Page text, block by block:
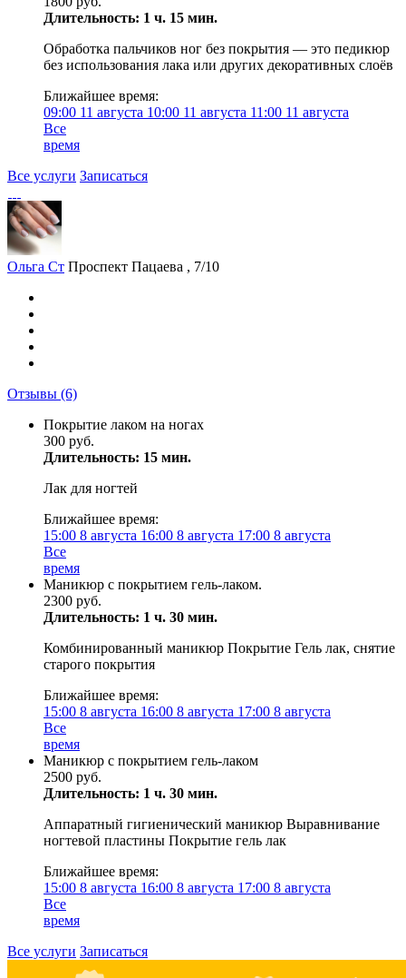
Длительность: 1 ч. 15 мин.
Обработка пальчиков ног без покрытия — это педикюр
без использования лака или других декоративных слоёв
Ближайшее время:
09:00 11 августа 10:00 11 августа 11:00 11 августа
Все
время
Все услуги Записаться
Ольга Ст Проспект Пацаева , 7/10
Отзывы (6)
Покрытие лаком на ногах
300 руб.
Длительность: 15 мин.
Лак для ногтей
Ближайшее время:
15:00 8 августа 16:00 8 августа 17:00 8 августа
Все
время
Маникюр с покрытием гель-лаком.
2300 руб.
Длительность: 1 ч. 30 мин.
Комбинированный маникюр Покрытие Гель лак, снятие
старого покрытия
Ближайшее время:
15:00 8 августа 16:00 8 августа 17:00 8 августа
Все
время
Маникюр с покрытием гель-лаком
2500 руб.
Длительность: 1 ч. 30 мин.
Аппаратный гигиенический маникюр Выравнивание
ногтевой пластины Покрытие гель лак
Ближайшее время:
15:00 8 августа 16:00 8 августа 17:00 8 августа
Все
время
Все услуги Записаться